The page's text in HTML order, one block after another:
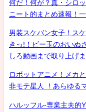
何だ！何が？真・シ
ニート的まとめ速報！
男装スケバン女子！ス
きっ!！ビー玉のおいぬ
しろ動画まで取り上げ
ロボットアニメ！メカ
非モテ星人 ！あらゆる
ハルッフル-専業主夫的